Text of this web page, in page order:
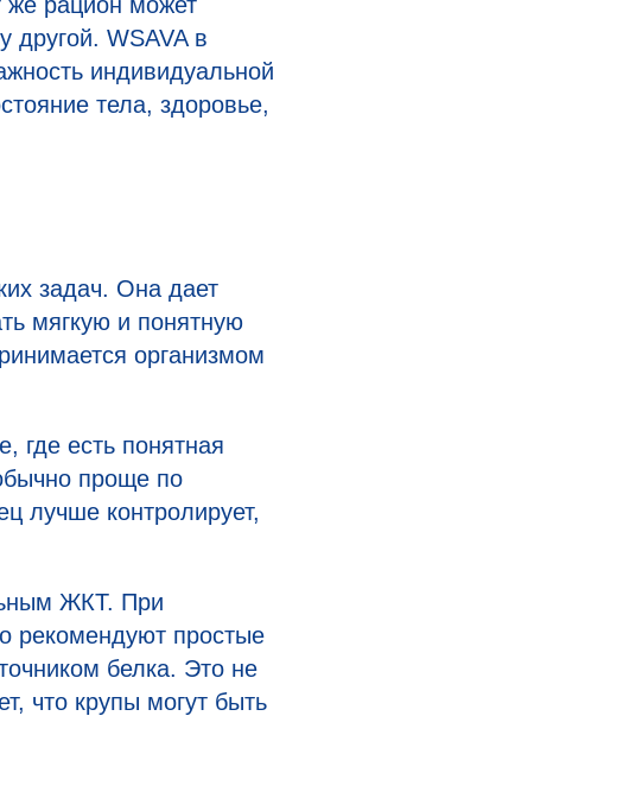
другой. WSAVA в
индивидуальной
тела, здоровье,
задач. Она дает
мягкую и понятную
организмом
где есть понятная
проще по
лучше контролирует,
ЖКТ. При
рекомендуют простые
белка. Это не
что крупы могут быть